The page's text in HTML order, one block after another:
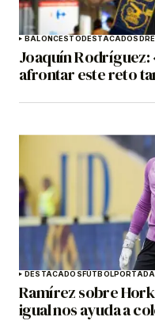
BALONCESTODESTACADOS
Joaquín Rodríguez:
afrontar este reto
DESTACADOSFÚTBOLPORTADA
Ramírez sobre
igual nos ayuda a